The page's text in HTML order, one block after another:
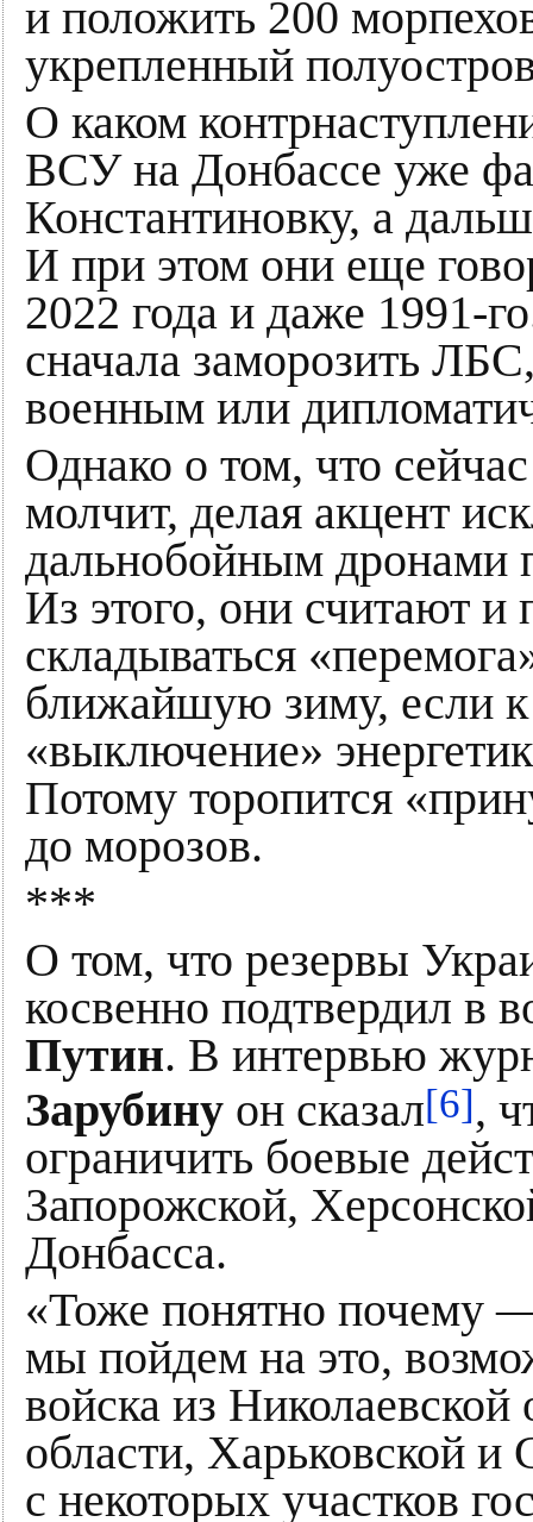
и положить 200
укрепленный
О каком
ВСУ на Донбассе уже
Константиновку, а
И при этом они еще
2022 года и даже 1991-
сначала заморозить
военным или
Однако о том, что
молчит, делая акцент
дальнобойным дронами
Из этого, они считают и
складываться
ближайшую зиму, если
«выключение»
Потому торопится
до морозов.
***
О том, что резервы
косвенно подтвердил в
Путин. В интервью
Зарубину он сказал[6],
ограничить боевые
Запорожской,
Донбасса.
«Тоже понятно почему
мы пойдем на это,
войска из
области, Харьковской и
с некоторых участков